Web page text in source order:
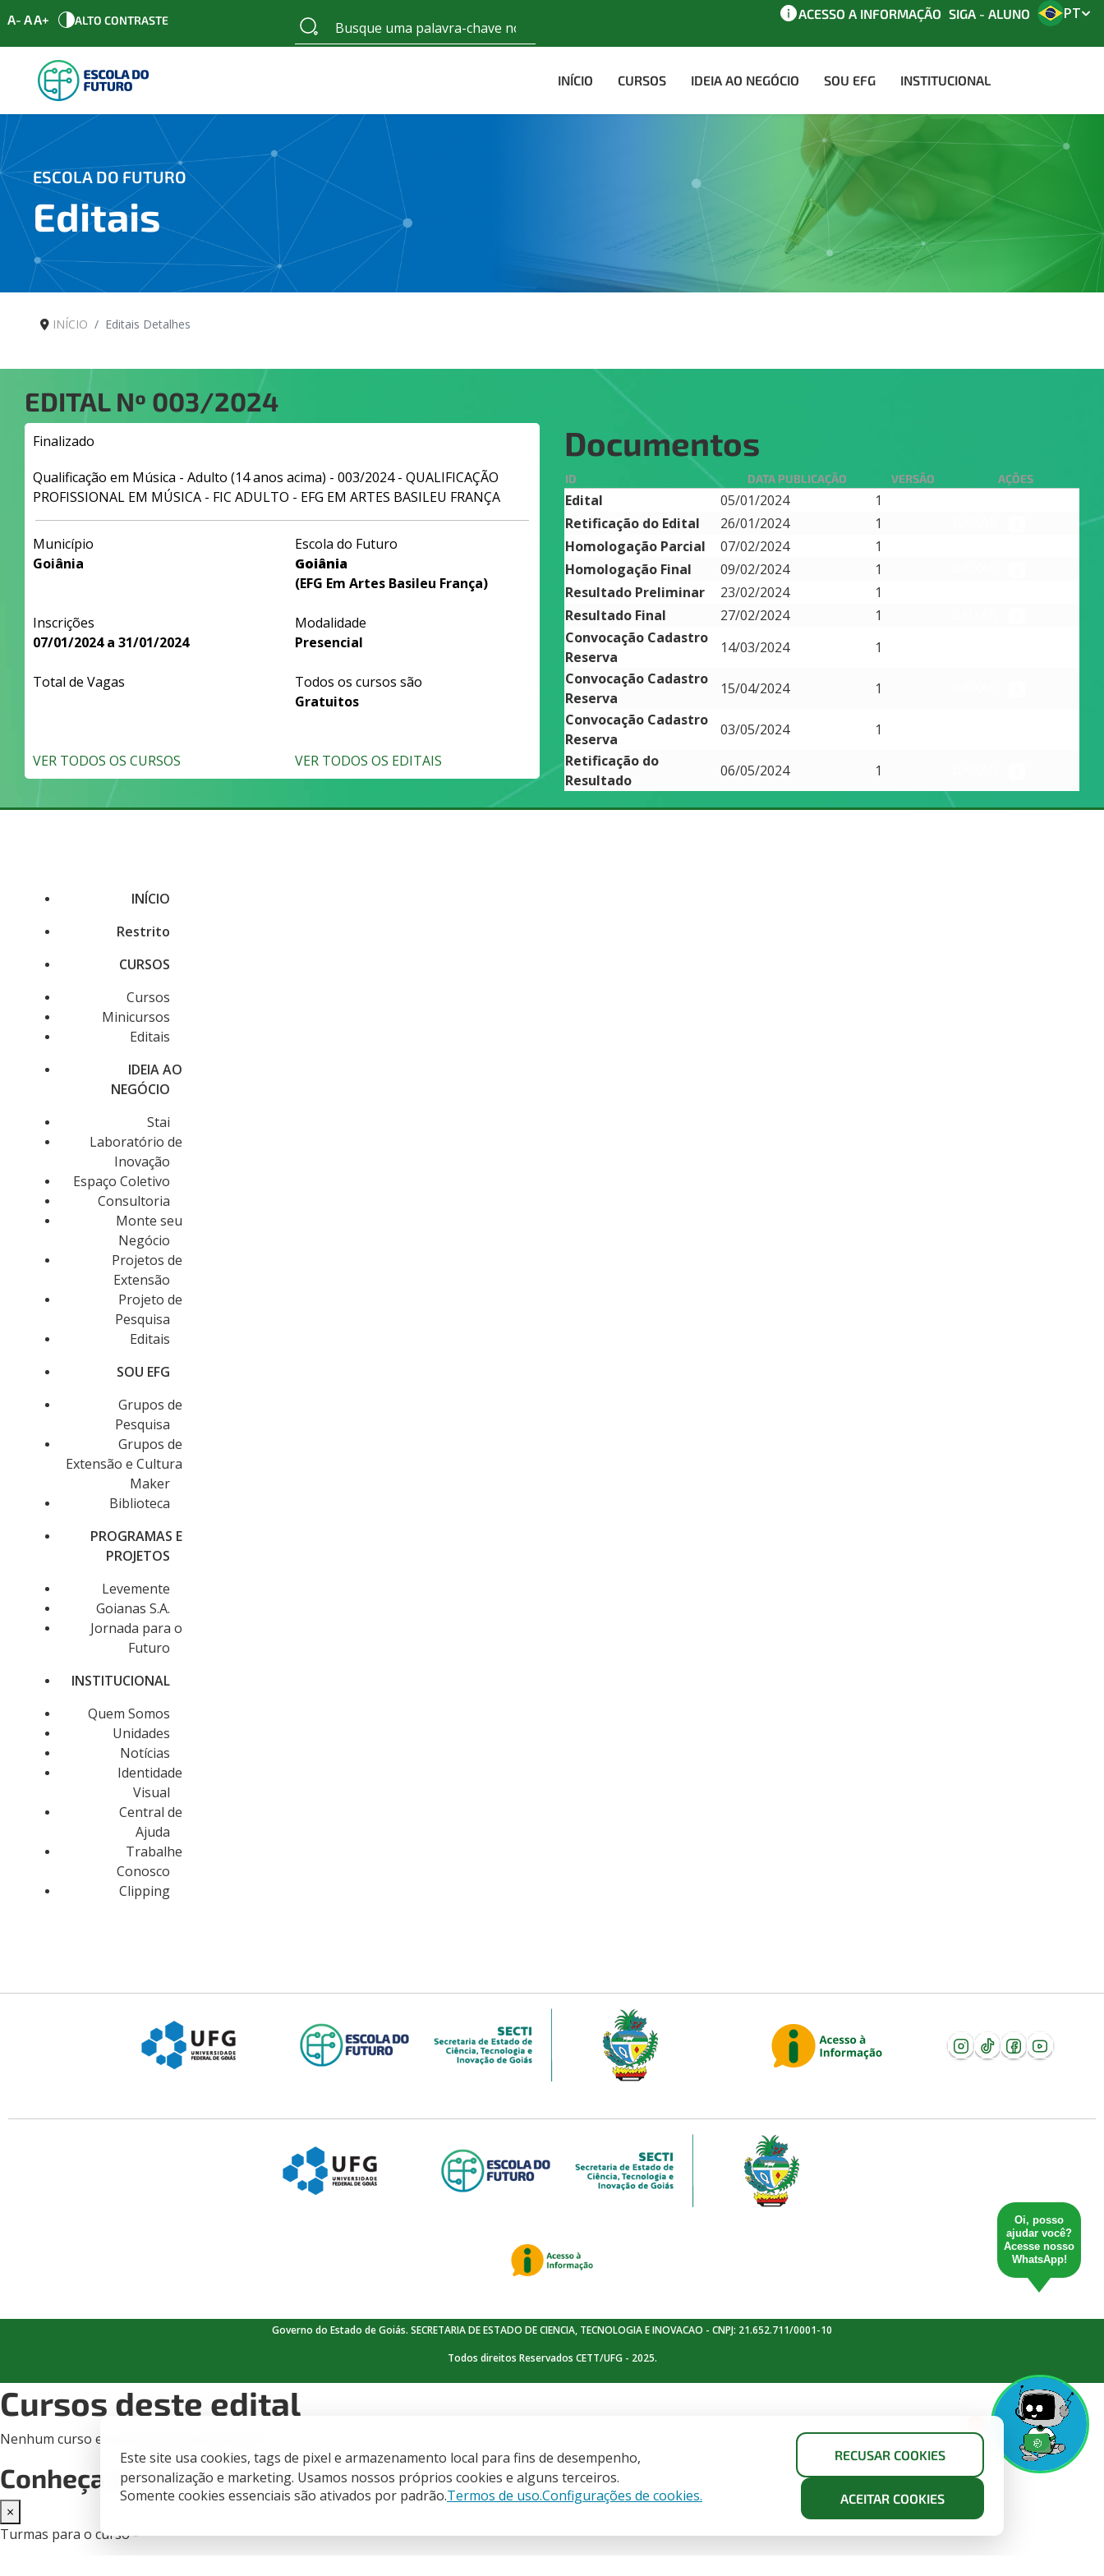
A- AA+ ALTO CONTRASTE ACESSO A INFORMAÇÃO SIGA - ALUNO PT
INÍCIO CURSOS IDEIA AO NEGÓCIO SOU EFG INSTITUCIONAL
ESCOLA DO FUTURO
Editais
INÍCIO Editais Detalhes
EDITAL Nº 003/2024
Finalizado
Qualificação em Música - Adulto (14 anos acima) - 003/2024 - QUALIFICAÇÃO
PROFISSIONAL EM MÚSICA - FIC ADULTO - EFG EM ARTES BASILEU FRANÇA
Município
Goiânia
Escola do Futuro
Goiânia
(EFG Em Artes Basileu França)
Inscrições
07/01/2024 a 31/01/2024
Modalidade
Presencial
Total de Vagas
Todos os cursos são
Gratuitos
VER TODOS OS CURSOS VER TODOS OS EDITAIS
Documentos
ID DATA PUBLICAÇÃO VERSÃO AÇÕES
Edital 05/01/2024 1
Retificação do Edital
26/01/2024 1
Homologação Parcial
07/02/2024 1
Homologação Final
09/02/2024 1
Resultado Preliminar
23/02/2024 1
Resultado Final
27/02/2024 1
Convocação Cadastro
Reserva
14/03/2024 1
Convocação Cadastro
Reserva
15/04/2024 1
Convocação Cadastro
Reserva
03/05/2024 1
Retificação do
Resultado
06/05/2024 1
Oi, posso
ajudar você?
Acesse nosso
WhatsApp!
Este site usa cookies, tags de pixel e armazenamento local para fins de desempenho,
personalização e marketing. Usamos nossos próprios cookies e alguns terceiros.
Somente cookies essenciais são ativados por padrão.Termos de uso.Configurações de cookies.
RECUSAR COOKIES
ACEITAR COOKIES
INÍCIO
Restrito
CURSOS
Cursos
Minicursos
Editais
IDEIA AO
NEGÓCIO
Stai
Laboratório de
Inovação
Espaço Coletivo
Consultoria
Monte seu
Negócio
Projetos de
Extensão
Projeto de
Pesquisa
Editais
SOU EFG
Grupos de
Pesquisa
Grupos de
Extensão e Cultura
Maker
Biblioteca
PROGRAMAS E
PROJETOS
Levemente
Goianas S.A.
Jornada para o
Futuro
INSTITUCIONAL
Quem Somos
Unidades
Notícias
Identidade
Visual
Central de
Ajuda
Trabalhe
Conosco
Clipping
Governo do Estado de Goiás. SECRETARIA DE ESTADO DE CIENCIA, TECNOLOGIA E INOVACAO - CNPJ: 21.652.711/0001-10
Todos direitos Reservados CETT/UFG - 2025.
Cursos deste edital
Nenhum curso encontrado para este edital.
Conheça as turmas disponíveis
×
Turmas para o curso -